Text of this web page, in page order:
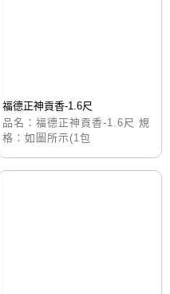
福德正神貢香-1.6尺
品名：福德正神貢香-1.6尺 規
格：如圖所示(1包